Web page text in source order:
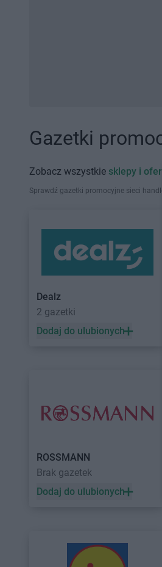
Gazetki
Zobacz wszystkie sklepy i
Sprawdź gazetki promocyjne sieci
Dealz
2 gazetki
Dodaj do ulubionych
ROSSMANN
Brak gazetek
Dodaj do ulubionych